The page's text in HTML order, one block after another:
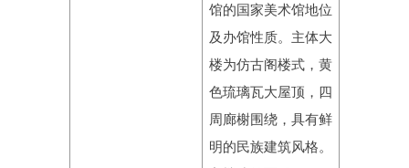
馆的国家美术馆地位
及办馆性质。主体大
楼为仿古阁楼式，黄
色琉璃瓦大屋顶，四
周廊榭围绕，具有鲜
明的民族建筑风格。